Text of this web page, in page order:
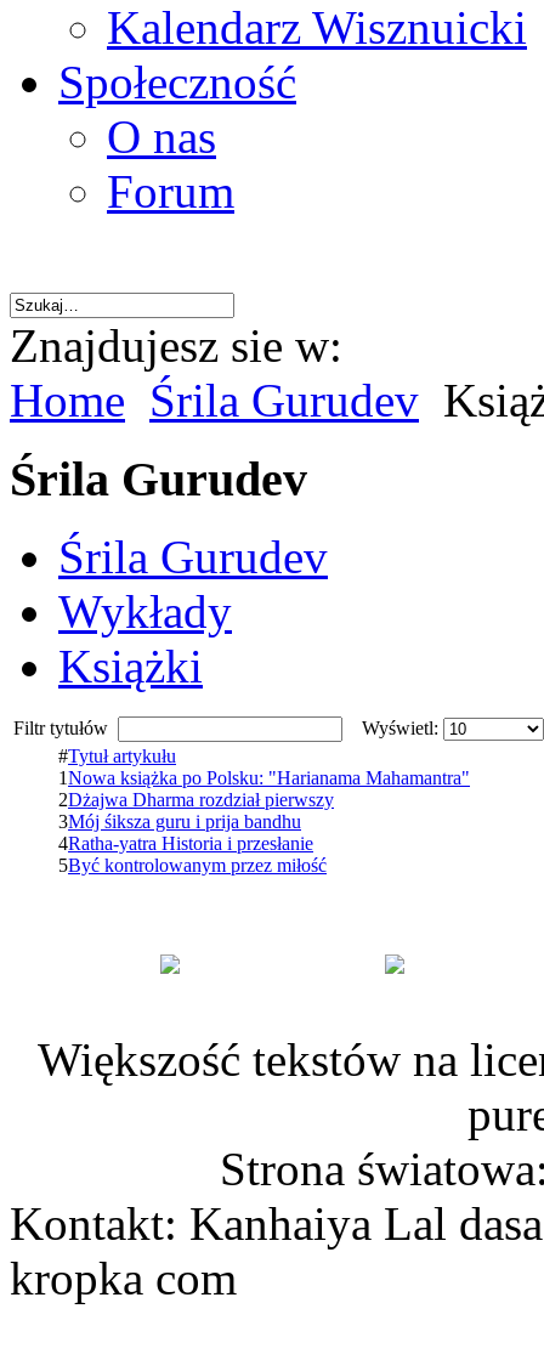
Kalendarz Wisznuicki
Społeczność
O nas
Forum
Znajdujesz sie w:
Home Śrila Gurudev
Śrila Gurudev
Śrila Gurudev
Wykłady
Książki
Filtr tytułów
Wyświetl:
#Tytuł artykułu
1Nowa książka po Polsku: "Harianama Mahamantra"
2Dżajwa Dharma rozdział pierwszy
3Mój śiksza guru i prija bandhu
4Ratha-yatra Historia i przesłanie
5Być kontrolowanym przez miłość
Większość tekstów na
Strona
Kontakt: Kanhaiya Lal
kropka com